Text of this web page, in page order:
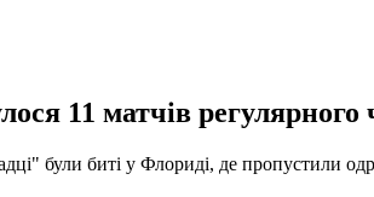
11 матчів регулярного
були биті у Флориді, де пропустили